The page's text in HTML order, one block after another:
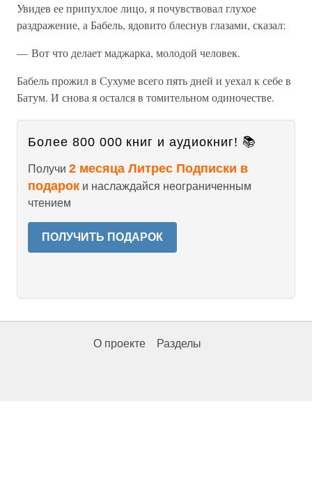
Увидев ее припухлое лицо, я почувствовал глухое
раздражение, а Бабель, ядовито блеснув глазами, сказал:
— Вот что делает маджарка, молодой человек.
Бабель прожил в Сухуме всего пять дней и уехал к себе в
Батум. И снова я остался в томительном одиночестве.
Более 800 000 книг и аудиокниг! 📚
Получи 2 месяца Литрес Подписки в
подарок и наслаждайся неограниченным
чтением
ПОЛУЧИТЬ ПОДАРОК
О проекте Разделы